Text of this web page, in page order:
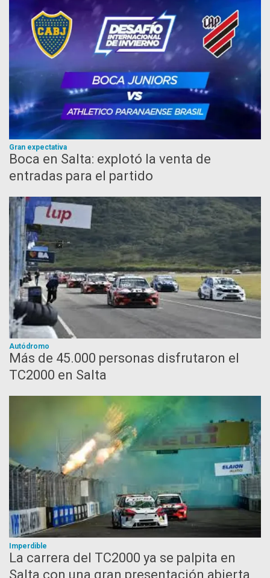
Gran expectativa
Boca en Salta: explotó la venta de
entradas para el partido
Autódromo
Más de 45.000 personas disfrutaron el
TC2000 en Salta
Imperdible
La carrera del TC2000 ya se palpita en
Salta con una gran presentación abierta